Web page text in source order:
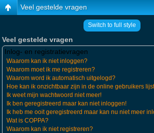
Veel gestelde vragen
Switch to full style
Veel gestelde vragen
Inlog- en registratievragen
Waarom kan ik niet inloggen?
Waarom moet ik me registreren?
Waarom word ik automatisch uitgelogd?
Hoe kan ik onzichtbaar zijn in de online gebruikers
Ik weet mijn wachtwoord niet meer!
Ik ben geregistreerd maar kan niet inloggen!
Ik heb me ooit geregistreerd maar kan nu niet meer
Wat is COPPA?
Waarom kan ik niet registreren?